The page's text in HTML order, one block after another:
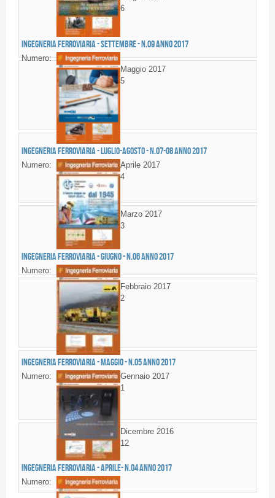
Ingegneria Ferroviaria - SETTEMBRE - n.09 anno 2017
Numero:
Ingegneria Ferroviaria - LUGLIO-AGOSTO - n.07-08 anno 2017
Numero:
Ingegneria Ferroviaria - GIUGNO - n.06 anno 2017
Numero:
6
Ingegneria Ferroviaria - MAGGIO - n.05 anno 2017
Maggio 2017
Numero:
5
Ingegneria Ferroviaria - APRILE- n.04 anno 2017
Aprile 2017
Numero:
4
Marzo 2017
3
Febbraio 2017
2
Gennaio 2017
1
Dicembre 2016
12